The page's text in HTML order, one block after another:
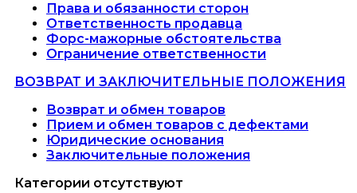
Права и обязанности сторон
Ответственность продавца
Форс-мажорные обстоятельства
Ограничение ответственности
ВОЗВРАТ И ЗАКЛЮЧИТЕЛЬНЫЕ ПОЛОЖЕНИЯ
Возврат и обмен товаров
Прием и обмен товаров с дефектами
Юридические основания
Заключительные положения
Категории отсутствуют